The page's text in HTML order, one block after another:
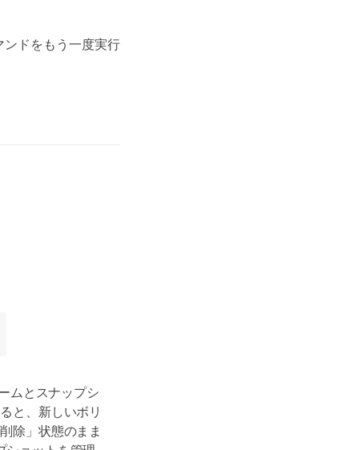
ンドをもう一度実行
ムとスナップシ
と、新しいボリ
除」状態のまま